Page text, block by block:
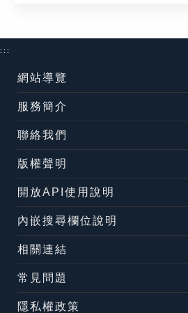
:::
網站導覽
服務簡介
聯絡我們
版權聲明
開放API使用說明
內嵌搜尋欄位說明
相關連結
常見問題
隱私權政策